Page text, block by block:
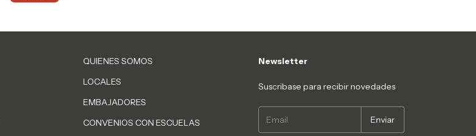
QUIENES SOMOS
LOCALES
EMBAJADORES
CONVENIOS CON ESCUELAS
Newsletter
Suscribase para recibir novedades